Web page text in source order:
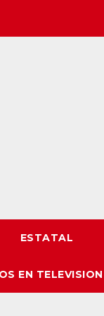
ESTATAL
EN TELEVISION